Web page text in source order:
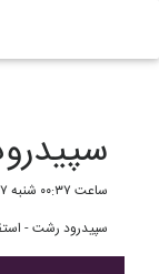
ساعت ۰۰:۳۷ شنبه ۱۷ آذر ۱۳۹۷
سپیدرود رشت -